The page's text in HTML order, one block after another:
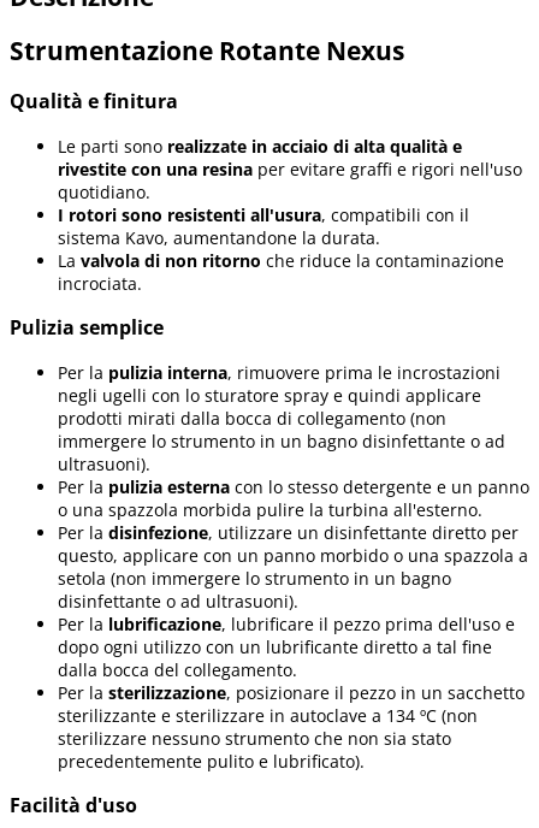
Strumentazione Rotante Nexus
Qualità e finitura
Le parti sono realizzate in acciaio di alta qualità e
rivestite con una resina per evitare graffi e rigori nell'uso
quotidiano.
I rotori sono resistenti all'usura, compatibili con il
sistema Kavo, aumentandone la durata.
La valvola di non ritorno che riduce la contaminazione
incrociata.
Pulizia semplice
Per la pulizia interna, rimuovere prima le incrostazioni
negli ugelli con lo sturatore spray e quindi applicare
prodotti mirati dalla bocca di collegamento (non
immergere lo strumento in un bagno disinfettante o ad
ultrasuoni).
Per la pulizia esterna con lo stesso detergente e un panno
o una spazzola morbida pulire la turbina all'esterno.
Per la disinfezione, utilizzare un disinfettante diretto per
questo, applicare con un panno morbido o una spazzola a
setola (non immergere lo strumento in un bagno
disinfettante o ad ultrasuoni).
Per la lubrificazione, lubrificare il pezzo prima dell'uso e
dopo ogni utilizzo con un lubrificante diretto a tal fine
dalla bocca del collegamento.
Per la sterilizzazione, posizionare il pezzo in un sacchetto
sterilizzante e sterilizzare in autoclave a 134 ºC (non
sterilizzare nessuno strumento che non sia stato
precedentemente pulito e lubrificato).
Facilità d'uso